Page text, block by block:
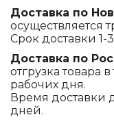
Доставка по
осуществляется
Срок доставки 1-
Доставка по
отгрузка товара
рабочих дня.
Время доставки
дней.